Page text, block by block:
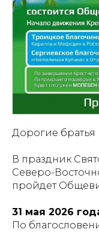
Дорогие братья
В праздник
Северо-
пройдет
31 мая 2026
По